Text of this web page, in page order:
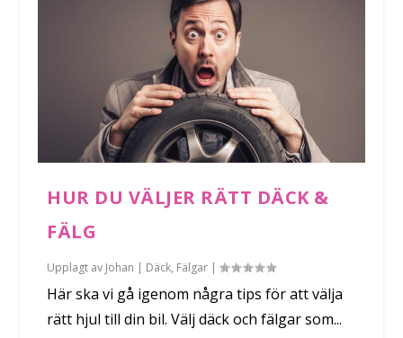
HUR DU VÄLJER RÄTT DÄCK &
FÄLG
Upplagt av Johan | Däck, Fälgar |
Här ska vi gå igenom några tips för att välja
rätt hjul till din bil. Välj däck och fälgar som...